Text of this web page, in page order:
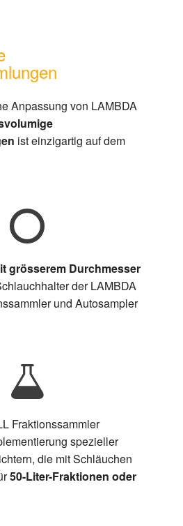
Anpassung von LAMBDA
ist einzigartig auf dem
grösserem Durchmesser
der LAMBDA
und Autosampler
Fraktionssammler
spezieller
die mit Schläuchen
50-Liter-Fraktionen oder